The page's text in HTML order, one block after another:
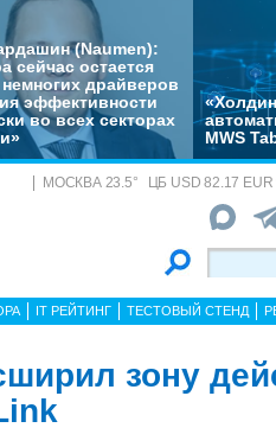
(Naumen):
сейчас остается
драйверов
эффективности
во всех секторах
MWS
МОСКВА 23.5° ЦБ USD 82.17
IT РЕЙТИНГ ТЕСТОВЫЙ СТЕНД
зону